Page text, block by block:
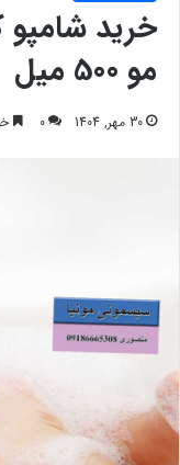
خرید
مو 500 میل
30 مهر, 1404 0